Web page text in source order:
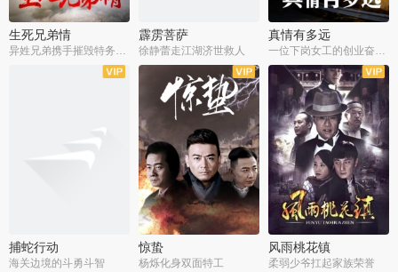
生死兄弟情
异姓兄弟携手摧毁特务阴谋
霹雳菩萨
徐静蕾走江湖济世救人
真情有多远
一位下岗女工的创业奋斗史
捕蛇行动
海关边境的斗勇斗智
全39集
惊蛰
杨烁化身双面特工
全36集
风雨桃花镇
柔弱少爷扛起家族荣誉